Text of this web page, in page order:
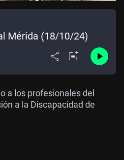
Mérida (18/10/24)
a los profesionales del
a la Discapacidad de